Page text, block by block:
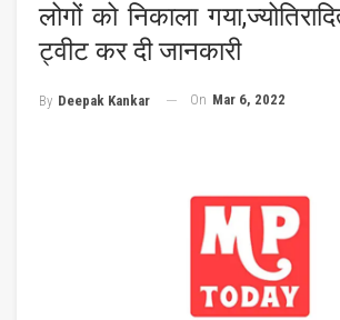
लोगों को निकाला
ट्वीट कर दी जानकारी
By Deepak Kankar On Mar 6, 2022